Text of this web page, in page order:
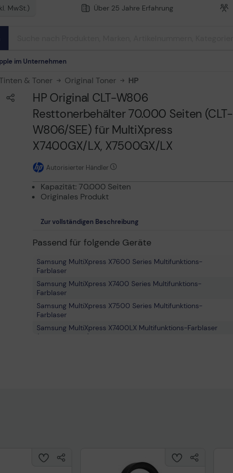
MwSt.) Über 25 Jahre Erfahrung
im Unternehmen
& Toner Original Toner HP
HP Original CLT-W806
Resttonerbehälter 70.000 Seiten (CLT-
W806/SEE) für MultiXpress
X7400GX/LX, X7500GX/LX
Autorisierter Händler
Kapazität: 70.000 Seiten
Originales Produkt
Zur vollständigen Beschreibung
Passend für folgende Geräte
Samsung MultiXpress X7600 Series Multifunktions-
Farblaser
Samsung MultiXpress X7400 Series Multifunktions-
Farblaser
Samsung MultiXpress X7500 Series Multifunktions-
Farblaser
Samsung MultiXpress X7400LX Multifunktions-Farblaser
(SLX7400LXSEE)
(SLX7500LXSEE)
Samsung MultiXpress X7400GX Multifunktions-Farblaser